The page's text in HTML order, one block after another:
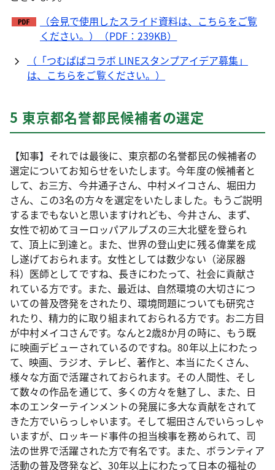
（会見で使用したスライド資料は、こちらをご覧
ください。）（PDF：239KB）
（「つむぱぱコラボ LINEスタンプアイデア募集」
は、こちらをご覧ください。）
5 東京都名誉都民候補者の選定
【知事】それでは最後に、東京都の名誉都民の候補者の
選定についてお知らせをいたします。今年度の候補者と
して、お三方、今井通子さん、中村メイコさん、堀田力
さん、この3名の方々を選定をいたしました。もうご説明
するまでもないと思いますけれども、今井さん、まず、
女性で初めてヨーロッパアルプスの三大北壁を登られ
て、頂上に到達と。また、世界の登山史に残る偉業を成
し遂げておられます。女性としては数少ない（泌尿器
科）医師としてですね、長きにわたって、社会に貢献さ
れている方です。また、最近は、自然環境の大切さにつ
いての普及啓発をされたり、環境問題についても研究さ
れたり、精力的に取り組まれておられる方です。お二方目
が中村メイコさんです。なんと2歳8か月の時に、もう既
に映画デビューされているのですね。80年以上にわたっ
て、映画、ラジオ、テレビ、著作と、本当にたくさん、
様々な方面で活躍されておられます。その人間性、そし
て数々の作品を通じて、多くの方々を魅了し、また、日
本のエンターテインメントの発展に多大な貢献をされて
きた方でいらっしゃいます。そして堀田さんでいらっしゃ
いますが、ロッキード事件の担当検事を務められて、司
法の世界で活躍された方で有名です。また、ボランティア
活動の普及啓発など、30年以上にわたって日本の福祉の